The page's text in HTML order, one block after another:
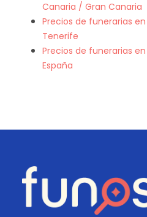
Canaria / Gran Canaria
Precios de funerarias
Tenerife
Precios de funerarias
España